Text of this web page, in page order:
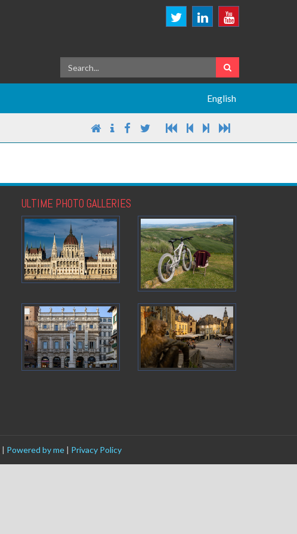
English
ULTIME PHOTO GALLERIES
| Powered by me| Privacy Policy